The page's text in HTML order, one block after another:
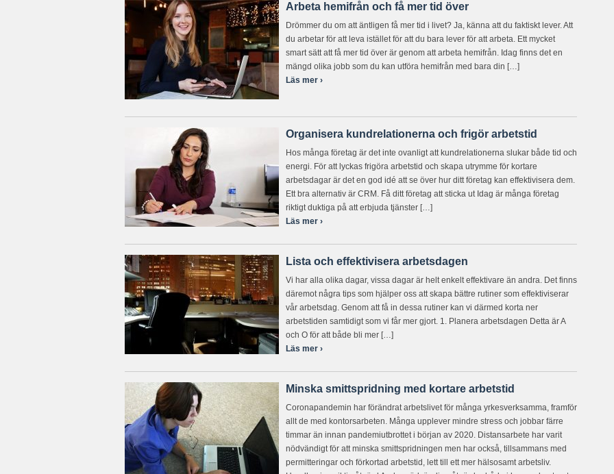
Arbeta hemifrån och få mer tid över
Drömmer du om att äntligen få mer tid i livet? Ja, känna att du faktiskt lever. Att
du arbetar för att leva istället för att du bara lever för att arbeta. Ett mycket
smart sätt att få mer tid över är genom att arbeta hemifrån. Idag finns det en
mängd olika jobb som du kan utföra hemifrån med bara din […]
Läs mer ›
Organisera kundrelationerna och frigör arbetstid
Hos många företag är det inte ovanligt att kundrelationerna slukar både tid och
energi. För att lyckas frigöra arbetstid och skapa utrymme för kortare
arbetsdagar är det en god idé att se över hur ditt företag kan effektivisera dem.
Ett bra alternativ är CRM. Få ditt företag att sticka ut Idag är många företag
riktigt duktiga på att erbjuda tjänster […]
Läs mer ›
Lista och effektivisera arbetsdagen
Vi har alla olika dagar, vissa dagar är helt enkelt effektivare än andra. Det finns
däremot några tips som hjälper oss att skapa bättre rutiner som effektiviserar
vår arbetsdag. Genom att få in dessa rutiner kan vi därmed korta ner
arbetstiden samtidigt som vi får mer gjort. 1. Planera arbetsdagen Detta är A
och O för att både bli mer […]
Läs mer ›
Minska smittspridning med kortare arbetstid
Coronapandemin har förändrat arbetslivet för många yrkesverksamma, framför
allt de med kontorsarbeten. Många upplever mindre stress och jobbar färre
timmar än innan pandemiutbrottet i början av 2020. Distansarbete har varit
nödvändigt för att minska smittspridningen men har också, tillsammans med
permitteringar och förkortad arbetstid, lett till ett mer hälsosamt arbetsliv.